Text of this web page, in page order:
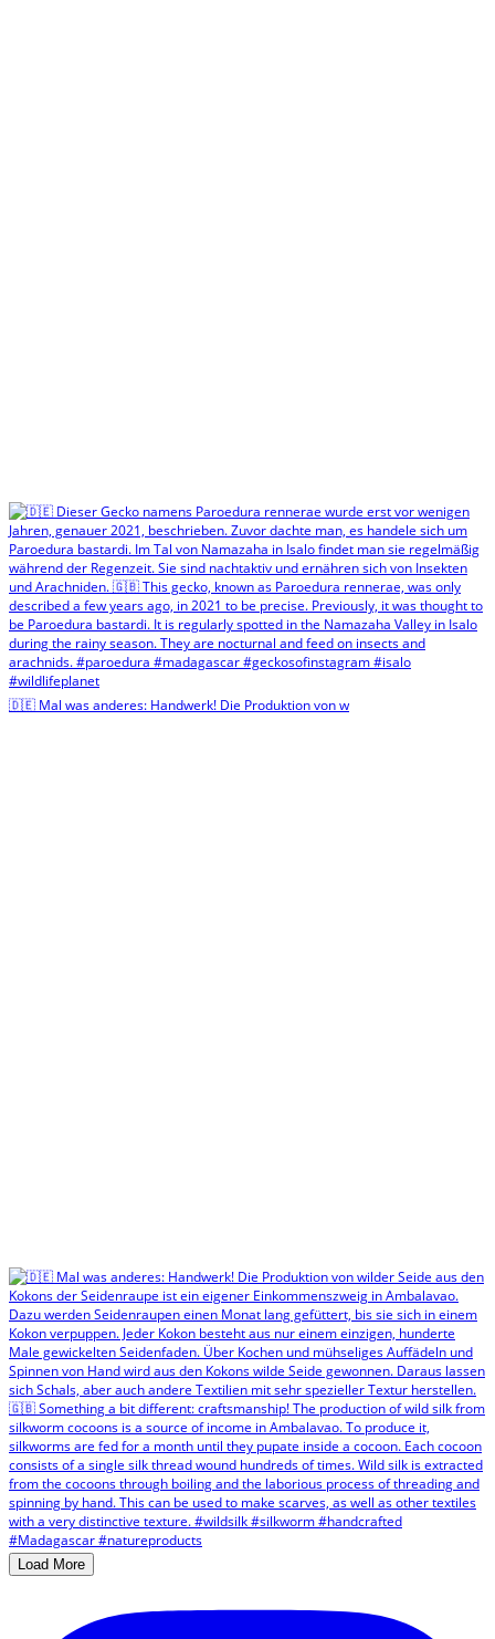
🇩🇪 Mal was anderes: Handwerk! Die Produktion von w
Load More